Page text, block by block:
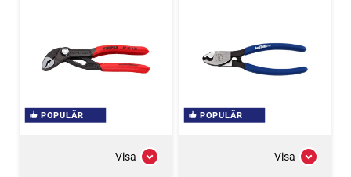
POPULÄR
Visa
POPULÄR
Visa